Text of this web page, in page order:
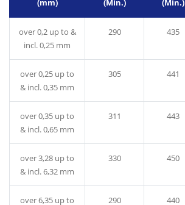
over 0,2 up to &
incl. 0,25 mm
290 435
over 0,25 up to
& incl. 0,35 mm
305 441
over 0,35 up to
& incl. 0,65 mm
311 443
over 3,28 up to
& incl. 6,32 mm
330 450
over 6,35 up to
290 440